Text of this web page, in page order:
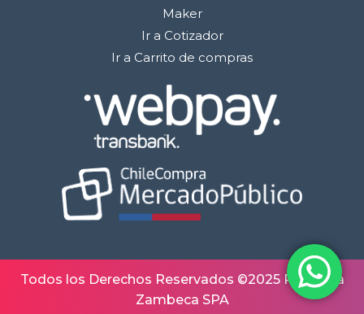
Maker
Ir a Cotizador
Ir a Carrito de compras
Todos los Derechos Reservados ©2025 Robótica
Zambeca SPA